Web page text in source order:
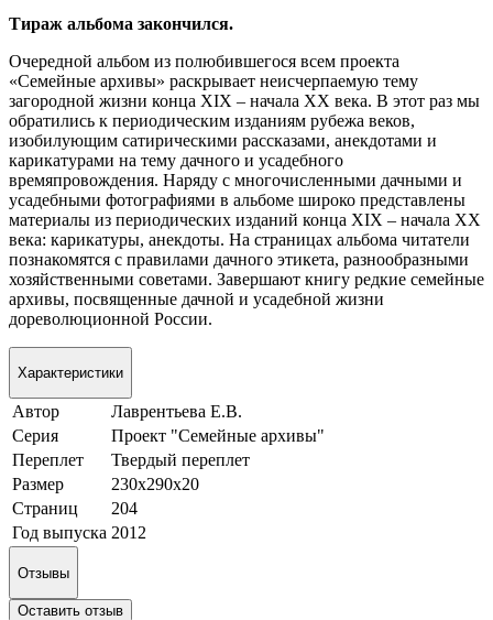
Тираж альбома закончился.
Очередной альбом из полюбившегося всем проекта
«Семейные архивы» раскрывает неисчерпаемую тему
загородной жизни конца ХIХ – начала ХХ века. В этот раз мы
обратились к периодическим изданиям рубежа веков,
изобилующим сатирическими рассказами, анекдотами и
карикатурами на тему дачного и усадебного
времяпровождения. Наряду с многочисленными дачными и
усадебными фотографиями в альбоме широко представлены
материалы из периодических изданий конца ХIХ – начала ХХ
века: карикатуры, анекдоты. На страницах альбома читатели
познакомятся с правилами дачного этикета, разнообразными
хозяйственными советами. Завершают книгу редкие семейные
архивы, посвященные дачной и усадебной жизни
дореволюционной России.
Характеристики
Автор
Лаврентьева Е.В.
Серия
Проект "Семейные архивы"
Переплет
Твердый переплет
Размер
230х290х20
Страниц
204
Год выпуска 2012
Отзывы
Оставить отзыв